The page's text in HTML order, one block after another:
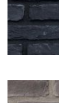
Διαβάστε